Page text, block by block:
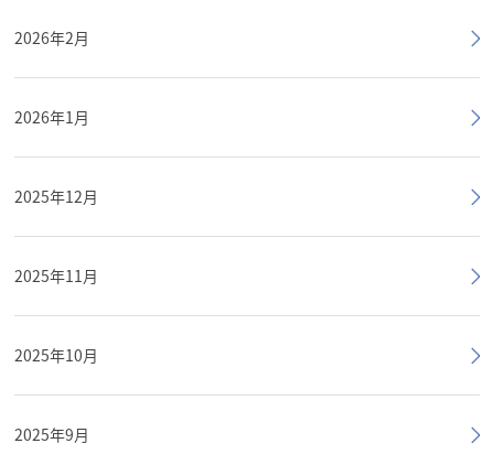
2026年2月
2026年1月
2025年12月
2025年11月
2025年10月
2025年9月